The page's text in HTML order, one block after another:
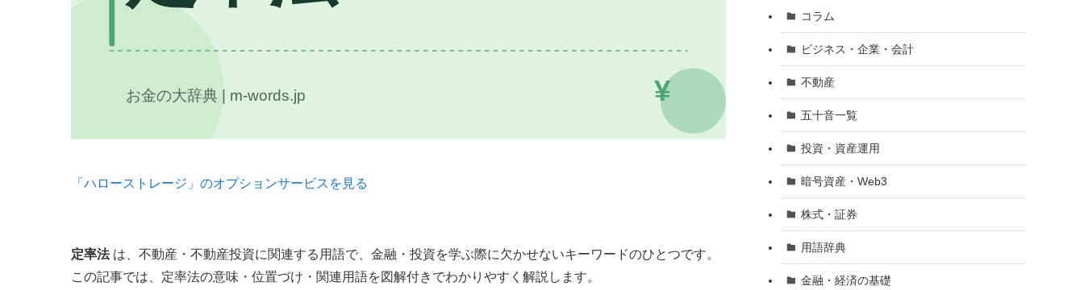
「ハローストレージ」のオプションサービスを見る
定率法は、不動産・不動産投資に関連する用語で、金融・投資を学ぶ際に欠かせないキーワードのひとつです。
この記事では、定率法の意味・位置づけ・関連用語を図解付きでわかりやすく解説します。
コラム
ビジネス・企業・会計
不動産
五十音一覧
投資・資産運用
暗号資産・Web3
株式・証券
用語辞典
金融・経済の基礎